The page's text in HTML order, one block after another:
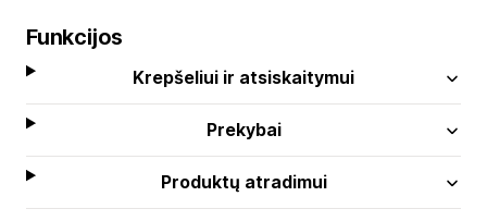
Funkcijos
Krepšeliui ir atsiskaitymui
Prekybai
Produktų atradimui